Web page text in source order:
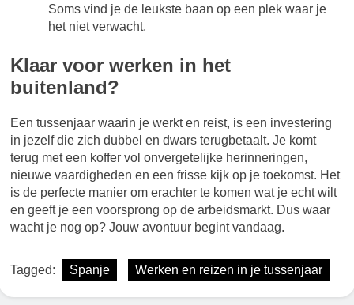
Soms vind je de leukste baan op een plek waar je
het niet verwacht.
Klaar voor werken in het
buitenland?
Een tussenjaar waarin je werkt en reist, is een investering
in jezelf die zich dubbel en dwars terugbetaalt. Je komt
terug met een koffer vol onvergetelijke herinneringen,
nieuwe vaardigheden en een frisse kijk op je toekomst. Het
is de perfecte manier om erachter te komen wat je echt wilt
en geeft je een voorsprong op de arbeidsmarkt. Dus waar
wacht je nog op? Jouw avontuur begint vandaag.
Tagged: Spanje Werken en reizen in je tussenjaar